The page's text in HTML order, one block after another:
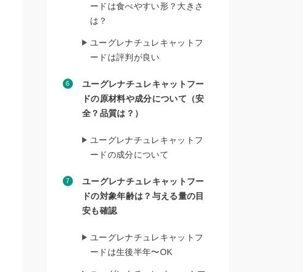
ードは食べやすい形？大きさ
は？
ユーグレナチュレキャットフ
ードは評判が良い
ユーグレナチュレキャットフー
ドの原材料や成分について（安
全？品質は？）
ユーグレナチュレキャットフ
ードの成分について
ユーグレナチュレキャットフー
ドの対象年齢は？与える量の目
安も確認
ユーグレナチュレキャットフ
ードは生後半年〜OK